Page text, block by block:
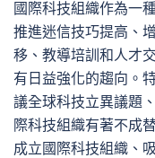
國際科技組織作為一
推進迷信技巧提高、
移、教導培訓和人才
有日益強化的趨向。
議全球科技立異議題
際科技組織有著不成
成立國際科技組織、